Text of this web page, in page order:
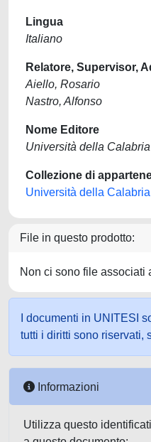
Lingua
Italiano
Relatore, Supervisor,
Aiello, Rosario
Nastro, Alfonso
Nome Editore
Università della Calabria
Collezione di
Università della Calabria
File in questo prodotto:
Non ci sono file associati
I documenti in UNITESI
tutti i diritti sono riservati,
Informazioni
Utilizza questo